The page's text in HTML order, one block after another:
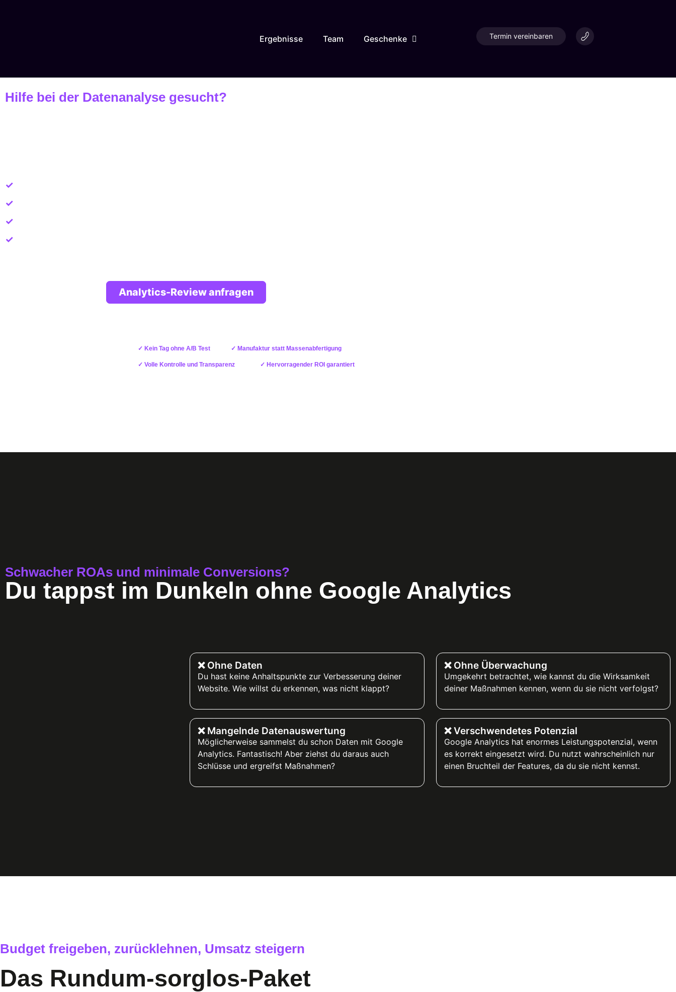
Ergebnisse Team Geschenke Termin vereinbaren
Hilfe bei der Datenanalyse gesucht?
✓
✓
✓
✓
Analytics-Review anfragen
✓ Kein Tag ohne A/B Test ✓ Manufaktur statt Massenabfertigung
✓ Volle Kontrolle und Transparenz ✓ Hervorragender ROI garantiert
Schwacher ROAs und minimale Conversions?
Du tappst im Dunkeln ohne Google Analytics
❌ Ohne Daten
Du hast keine Anhaltspunkte zur Verbesserung deiner
Website. Wie willst du erkennen, was nicht klappt?
❌ Ohne Überwachung
Umgekehrt betrachtet, wie kannst du die Wirksamkeit
deiner Maßnahmen kennen, wenn du sie nicht verfolgst?
❌ Mangelnde Datenauswertung
Möglicherweise sammelst du schon Daten mit Google
Analytics. Fantastisch! Aber ziehst du daraus auch
Schlüsse und ergreifst Maßnahmen?
❌ Verschwendetes Potenzial
Google Analytics hat enormes Leistungspotenzial, wenn
es korrekt eingesetzt wird. Du nutzt wahrscheinlich nur
einen Bruchteil der Features, da du sie nicht kennst.
Budget freigeben, zurücklehnen, Umsatz steigern
Das Rundum-sorglos-Paket